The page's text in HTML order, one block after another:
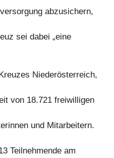
abzusichern,
sei dabei „eine
Niederösterreich,
von 18.721 freiwilligen
und Mitarbeitern.
Teilnehmende am